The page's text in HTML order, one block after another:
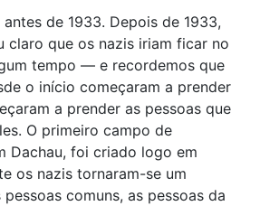
de 1933. Depois de 1933,
claro que os nazis iriam ficar no
tempo — e recordemos que
o início começaram a prender
a prender as pessoas que
O primeiro campo de
Dachau, foi criado logo em
os nazis tornaram-se um
comuns, as pessoas da